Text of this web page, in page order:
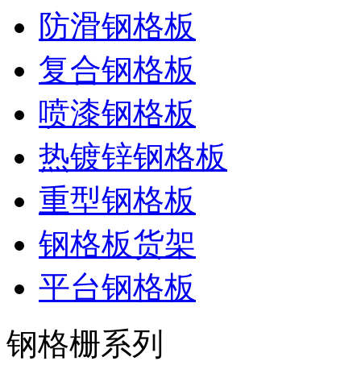
防滑钢格板
复合钢格板
喷漆钢格板
热镀锌钢格板
重型钢格板
钢格板货架
平台钢格板
钢格栅系列